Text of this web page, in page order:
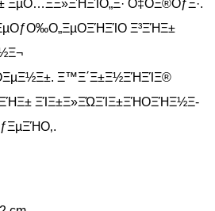
Ο‡ΟΞ®ΟƒΞ·.
Ξ³ΞΉΞ±
Ξ™Ξ΄Ξ±Ξ½ΞΉΞΊΞ®
ΞΊΞ±Ξ»ΞΏΞΊΞ±ΞΉΟΞΉΞ½Ξ­